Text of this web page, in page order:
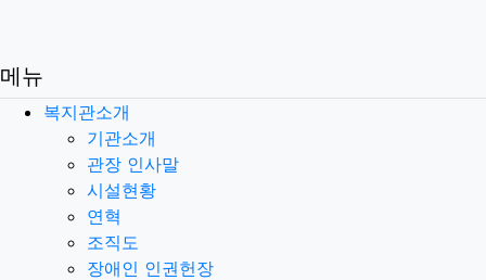
메뉴
복지관소개
기관소개
관장 인사말
시설현황
연혁
조직도
장애인 인권헌장